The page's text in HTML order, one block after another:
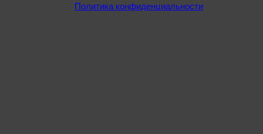
Политика конфиденциальности